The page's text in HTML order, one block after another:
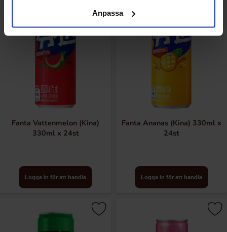
Anpassa
Fanta Vattenmelon (Kina)
330ml x 24st
Logga in för att handla
Fanta Ananas (Kina) 330ml x
24st
Logga in för att handla